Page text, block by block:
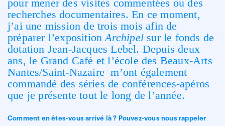
pour mener des visites commentées ou des
recherches documentaires. En ce moment,
j’ai une mission de trois mois afin de
préparer l’expositionArchipel sur le fonds de
dotation Jean-Jacques Lebel. Depuis deux
ans, le Grand Café et l’école des Beaux-Arts
Nantes/Saint-Nazaire m’ont également
commandé des séries de conférences-apéros
que je présente tout le long de l’année.
Comment en êtes-vous arrivé là ? Pouvez-vous nous rappeler